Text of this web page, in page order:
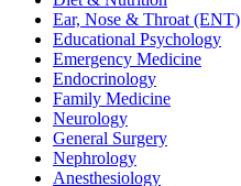
Ear, Nose & Throat (ENT)
Educational Psychology
Emergency Medicine
Endocrinology
Family Medicine
Neurology
General Surgery
Nephrology
Anesthesiology